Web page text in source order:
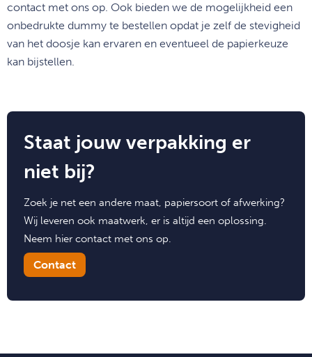
contact met ons op. Ook bieden we de mogelijkheid een
onbedrukte dummy te bestellen opdat je zelf de stevigheid
van het doosje kan ervaren en eventueel de papierkeuze
kan bijstellen.
Staat jouw verpakking er
niet bij?
Zoek je net een andere maat, papiersoort of afwerking?
Wij leveren ook maatwerk, er is altijd een oplossing.
Neem hier contact met ons op.
Contact